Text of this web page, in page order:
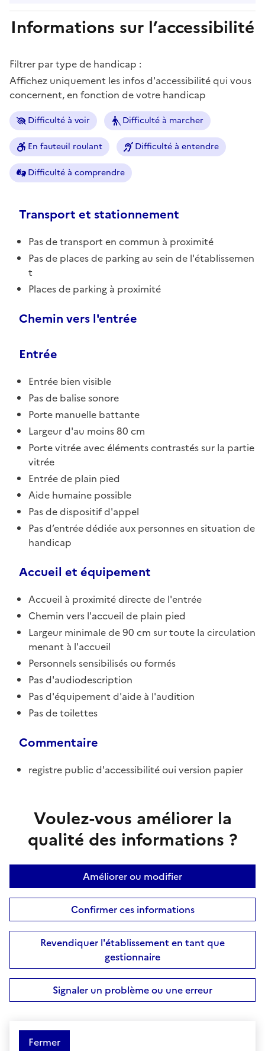
Informations sur l’accessibilité
Filtrer par type de handicap :
Affichez uniquement les infos d'accessibilité qui vous
concernent, en fonction de votre handicap
Difficulté à voir Difficulté à marcher
En fauteuil roulant Difficulté à entendre
Difficulté à comprendre
Transport et stationnement
Pas de transport en commun à proximité
Pas de places de parking au sein de l'établissemen
t
Places de parking à proximité
Chemin vers l'entrée
Entrée
Entrée bien visible
Pas de balise sonore
Porte manuelle battante
Largeur d'au moins 80 cm
Porte vitrée avec éléments contrastés sur la partie
vitrée
Entrée de plain pied
Aide humaine possible
Pas de dispositif d'appel
Pas d’entrée dédiée aux personnes en situation de
handicap
Accueil et équipement
Accueil à proximité directe de l'entrée
Chemin vers l'accueil de plain pied
Largeur minimale de 90 cm sur toute la circulation
menant à l'accueil
Personnels sensibilisés ou formés
Pas d'audiodescription
Pas d'équipement d'aide à l'audition
Pas de toilettes
Commentaire
registre public d'accessibilité oui version papier
Voulez-vous améliorer la
qualité des informations ?
Améliorer ou modifier
Confirmer ces informations
Revendiquer l'établissement en tant que
gestionnaire
Signaler un problème ou une erreur
Fermer